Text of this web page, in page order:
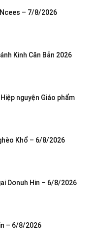
– 7/8/2026
Kinh Căn Bản 2026
nguyện Giáo phẩm
Khổ – 6/8/2026
Dơnuh Hin – 6/8/2026
– 6/8/2026